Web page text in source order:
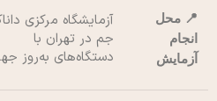
📍 محل
انجام
آزمایش
آزمایشگاه مرکزی
جم در تهران با
دستگاه‌های به‌روز